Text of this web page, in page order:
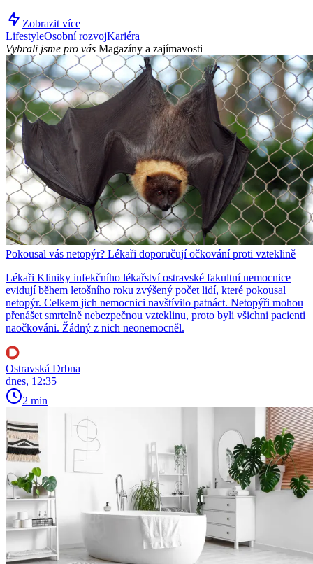
Zobrazit více
LifestyleOsobní rozvojKariéra
Vybrali jsme pro vás Magazíny a zajímavosti
Pokousal vás netopýr? Lékaři doporučují očkování proti vzteklině
Lékaři Kliniky infekčního lékařství ostravské fakultní nemocnice
evidují během letošního roku zvýšený počet lidí, které pokousal
netopýr. Celkem jich nemocnici navštívilo patnáct. Netopýři mohou
přenášet smrtelně nebezpečnou vzteklinu, proto byli všichni pacienti
naočkováni. Žádný z nich neonemocněl.
Ostravská Drbna
dnes, 12:35
2 min